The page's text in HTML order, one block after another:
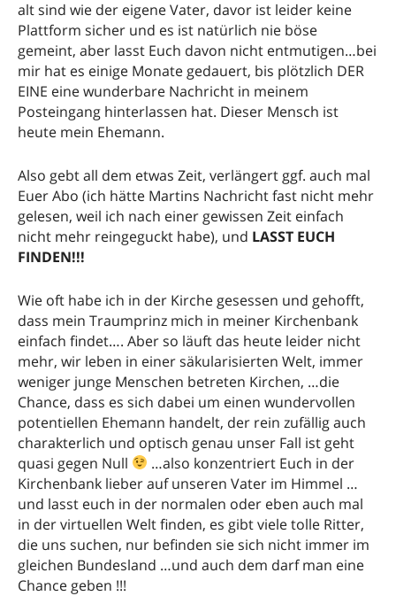
alt sind wie der eigene Vater, davor ist leider keine
Plattform sicher und es ist natürlich nie böse
gemeint, aber lasst Euch davon nicht entmutigen…bei
mir hat es einige Monate gedauert, bis plötzlich DER
EINE eine wunderbare Nachricht in meinem
Posteingang hinterlassen hat. Dieser Mensch ist
heute mein Ehemann.
Also gebt all dem etwas Zeit, verlängert ggf. auch mal
Euer Abo (ich hätte Martins Nachricht fast nicht mehr
gelesen, weil ich nach einer gewissen Zeit einfach
nicht mehr reingeguckt habe), und LASST EUCH
FINDEN!!!
Wie oft habe ich in der Kirche gesessen und gehofft,
dass mein Traumprinz mich in meiner Kirchenbank
einfach findet…. Aber so läuft das heute leider nicht
mehr, wir leben in einer säkularisierten Welt, immer
weniger junge Menschen betreten Kirchen, …die
Chance, dass es sich dabei um einen wundervollen
potentiellen Ehemann handelt, der rein zufällig auch
charakterlich und optisch genau unser Fall ist geht
quasi gegen Null
…also konzentriert Euch in der
Kirchenbank lieber auf unseren Vater im Himmel …
und lasst euch in der normalen oder eben auch mal
in der virtuellen Welt finden, es gibt viele tolle Ritter,
die uns suchen, nur befinden sie sich nicht immer im
gleichen Bundesland …und auch dem darf man eine
Chance geben !!!